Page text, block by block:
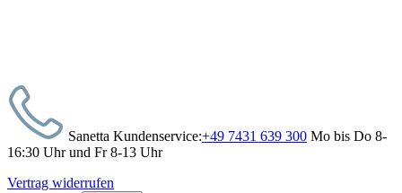
Sanetta Kundenservice:+49 7431 639 300 Mo bis Do 8-
16:30 Uhr und Fr 8-13 Uhr
Vertrag widerrufen